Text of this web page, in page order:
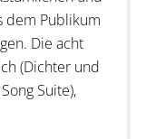
dem Publikum
Die acht
(Dichter und
Suite),